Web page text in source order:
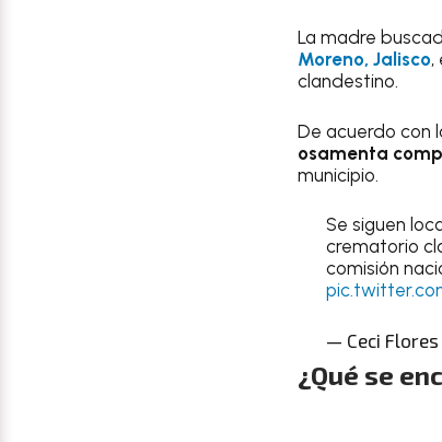
La madre
Moreno, Jalisco,
clandestino.
De acuerdo con
osamenta
municipio.
Se siguen
crematorio
comisión
— Ceci Flores
¿Qué se